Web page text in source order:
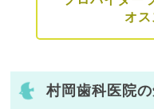
オ
村岡歯科医院